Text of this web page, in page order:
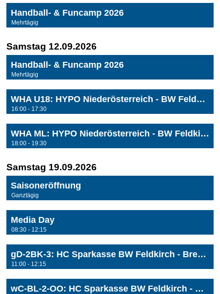
Handball- & Funcamp 2026
Mehrtägig
Samstag 12.09.2026
Handball- & Funcamp 2026
Mehrtägig
WHA U18: HYPO Niederösterreich - BW Feldkirch
16:00 - 17:30
WHA ML: HYPO Niederösterreich - BW Feldkirch
18:00 - 19:30
Samstag 19.09.2026
Saisoneröffnung
Ganztägig
Media Day
08:30 - 12:15
gD-2BK-3: HC Sparkasse BW Feldkirch - Bregenz Handball 3
11:00 - 12:15
wC-BL-2-OO: HC Sparkasse BW Feldkirch - HSG FN-Fischbach